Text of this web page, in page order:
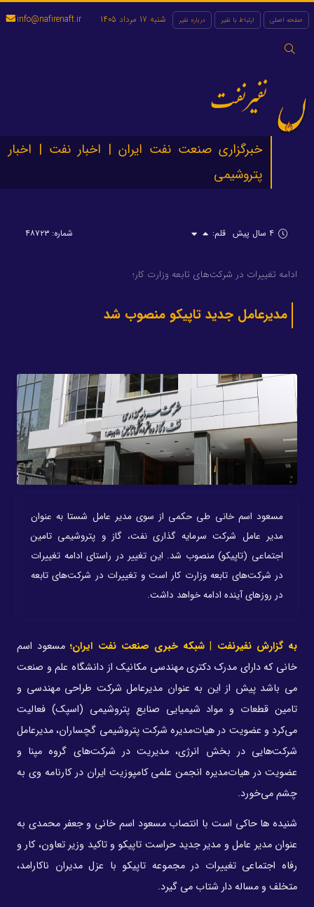
صفحه اصلی ارتباط با نفیر درباره نفیر
جستجو
شنبه 17 مرداد 1405 info@nafirenaft.ir
نفیرنفت
خبرگزاری صنعت نفت ایران | اخبار نفت | اخبار
پتروشیمی
۴ سال پیش قلم: شماره: ۴۸۷۲۳
ادامه تغییرات در شرکت‌های تابعه وزارت کار؛
مدیرعامل جدید تاپیکو منصوب شد
مسعود اسم خانی طی حکمی از سوی مدیر عامل شستا به عنوان
مدیر عامل شرکت سرمایه گذاری نفت، گاز و پتروشیمی تامین
اجتماعی (تاپیکو) منصوب شد. این تغییر در راستای ادامه تغییرات
در شرکت‌های تابعه وزارت کار است و تغییرات در شرکت‌های تابعه
در روزهای آینده ادامه خواهد داشت.
به گزارش نفیرنفت | شبکه خبری صنعت نفت ایران؛ مسعود اسم
خانی که دارای مدرک دکتری مهندسی مکانیک از دانشگاه علم و صنعت
می باشد پیش از این به عنوان مدیرعامل شرکت طراحی مهندسی و
تامین قطعات و مواد شیمیایی صنایع پتروشیمی (اسپک) فعالیت
می‌‌کرد و عضویت در هیات‌مدیره شرکت پتروشیمی گچساران، مدیرعامل
شرکت‌‌هایی در بخش انرژی، مدیریت در شرکت‌های گروه مپنا و
عضویت در هیات‌‌مدیره انجمن علمی کامپوزیت ایران در کارنامه وی به
چشم می‌خورد.
شنیده ها حاکی است با انتصاب مسعود اسم خانی و جعفر محمدی به
عنوان مدیر عامل و مدیر جدید حراست تاپیکو و تاکید وزیر تعاون، کار و
رفاه اجتماعی تغییرات در مجموعه تاپیکو با عزل مدیران ناکارامد،
متخلف و مساله دار شتاب می گیرد.